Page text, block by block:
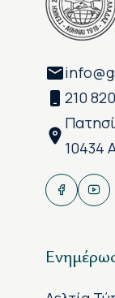
210
10434